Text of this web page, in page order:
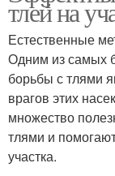
тлей на
Естественные
Одним из самых
борьбы с тлями
врагов этих
множество
тлями и
участка.